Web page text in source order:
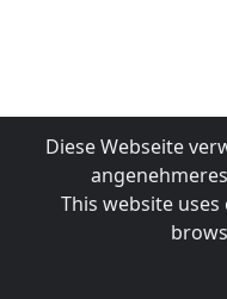
Diese Webseite
This website